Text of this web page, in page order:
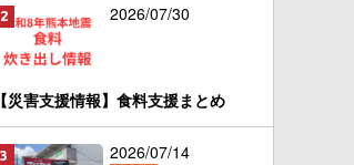
2026/07/30
【災害支援情報】食料支援まとめ
2026/07/14